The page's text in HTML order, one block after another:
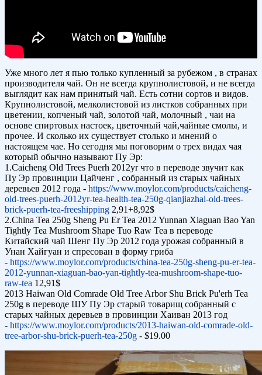
Уже много лет я пью только купленный за рубежом , в странах
производителя чай. Он не всегда крупнолистовой, и не всегда
выглядит как нам принятый чай. Есть сотни сортов и видов.
Крупнолистовой, мелколистовой из листков собранных при
цветении, копченый чай, золотой чай, молочный , чаи на
основе спиртовых настоек, цветочный чай,чайные смолы, и
прочее. И сколько их существует столько и мнений о
настоящем чае. Но сегодня мы поговорим о трех видах чая
который обычно называют Пу Эр:
1.Caicheng Old Trees Puerh 2012yr что в переводе звучит как
Пу Эр провинции Цайченг , собранный из старых чайных
деревьев 2012 года - https://www.moylor.com/products/caicheng-
old-trees-puerh-2012yr-tea-health-tea-250g-qianjiazhai-old-trees-
brick-puerh-tea-freeshipping 2,91+8,92$
2.China Tea 250g Sheng Pu Er Tea 2012 Yunnan Xiaguan Bao Yan
Tightly Tea Mushroom Shape Tuo Raw Tea в переводе
Китайский чай Шенг Пу Эр 2012 года урожая собранный в
Унан Хайгуан и спресован в форму гриба
- https://www.moylor.com/products/china-tea-250g-sheng-pu-er-tea-
2012-yunnan-xiaguan-bao-yan-tightly-tea-mushroom-shape-tuo-
raw-tea 12,91$
2013 Haiwan Old Comrade Old Tree Arbor Shu Brick Pu'erh Tea
250g в переводе ШУ Пу Эр старый товарищ собранный с
старых чайных деревьев в провинции Хаиван 2013 год
- https://www.moylor.com/products/2013-haiwan-old-comrade-old-
tree-arbor-shu-brick-puerh-tea-250g - $19.00